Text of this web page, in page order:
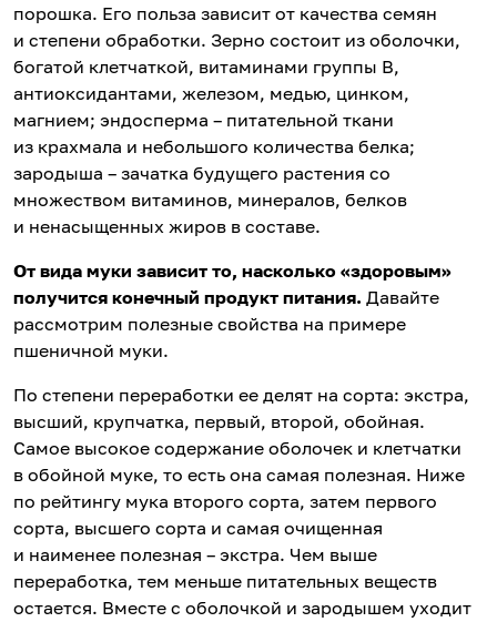
порошка. Его польза зависит от качества семян
и степени обработки. Зерно состоит из оболочки,
богатой клетчаткой, витаминами группы В,
антиоксидантами, железом, медью, цинком,
магнием; эндосперма – питательной ткани
из крахмала и небольшого количества белка;
зародыша – зачатка будущего растения со
множеством витаминов, минералов, белков
и ненасыщенных жиров в составе.
От вида муки зависит то, насколько «здоровым»
получится конечный продукт питания. Давайте
рассмотрим полезные свойства на примере
пшеничной муки.
По степени переработки ее делят на сорта: экстра,
высший, крупчатка, первый, второй, обойная.
Самое высокое содержание оболочек и клетчатки
в обойной муке, то есть она самая полезная. Ниже
по рейтингу мука второго сорта, затем первого
сорта, высшего сорта и самая очищенная
и наименее полезная – экстра. Чем выше
переработка, тем меньше питательных веществ
остается. Вместе с оболочкой и зародышем уходит